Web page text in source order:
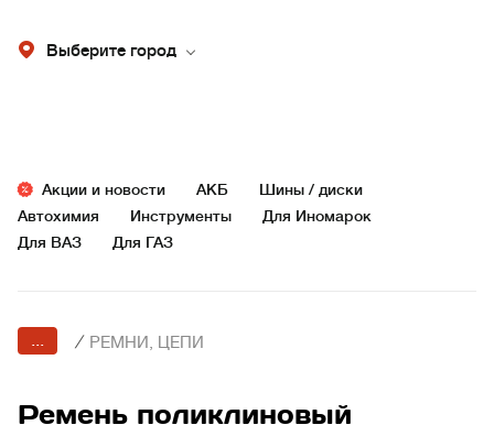
Выберите город
Акции и новости АКБ
Шины / диски
Автохимия
Инструменты
Для Иномарок
Для ВАЗ
Для ГАЗ
... / РЕМНИ, ЦЕПИ
Ремень поликлиновый